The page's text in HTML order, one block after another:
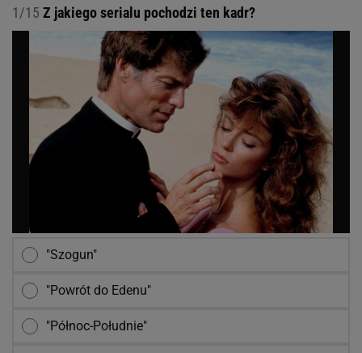
1/15 Z jakiego serialu pochodzi ten kadr?
"Szogun"
"Powrót do Edenu"
"Północ-Południe"